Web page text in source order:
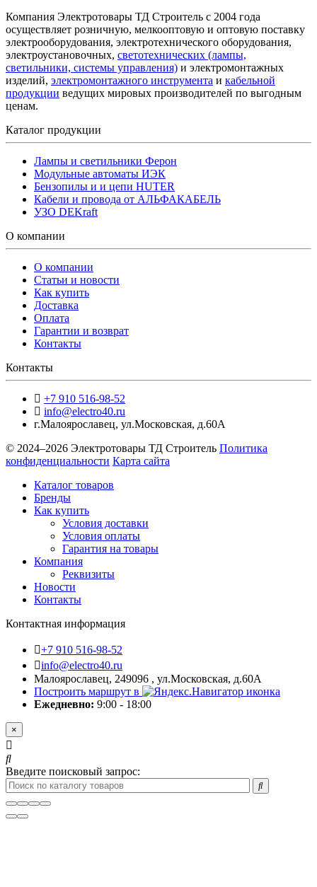
Компания Электротовары ТД Строитель с 2004 года
осуществляет розничную, мелкооптовую и оптовую поставку
электрооборудования, электротехнического оборудования,
электроустановочных, светотехнических (лампы,
светильники, системы управления) и электромонтажных
изделий, электромонтажного инструмента и кабельной
продукции ведущих мировых производителей по выгодным
ценам.
Каталог продукции
Лампы и светильники Ферон
Модульные автоматы ИЭК
Бензопилы и и цепи HUTER
Кабели и провода от АЛЬФАКАБЕЛЬ
УЗО DEKraft
О компании
О компании
Статьи и новости
Как купить
Доставка
Оплата
Гарантии и возврат
Контакты
Контакты
+7 910 516-98-52
info@electro40.ru
г.Малоярославец, ул.Московская, д.60А
© 2024–2026 Электротовары ТД Строитель Политика
конфиденциальности Карта сайта
Каталог товаров
Бренды
Как купить
Условия доставки
Условия оплаты
Гарантия на товары
Компания
Реквизиты
Новости
Контакты
Контактная информация
+7 910 516-98-52
info@electro40.ru
Малоярославец, 249096 , ул.Московская, д.60А
Построить маршрут в
Ежедневно: 9:00 - 18:00
×
Введите поисковый запрос: